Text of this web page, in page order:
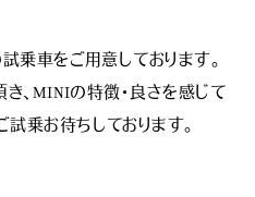
乗車をご用意しております。
、MINIの特徴・良さを感じて
試乗お待ちしております。